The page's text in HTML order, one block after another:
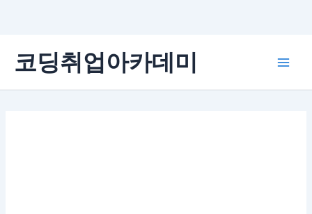
로
코딩취업아카데미